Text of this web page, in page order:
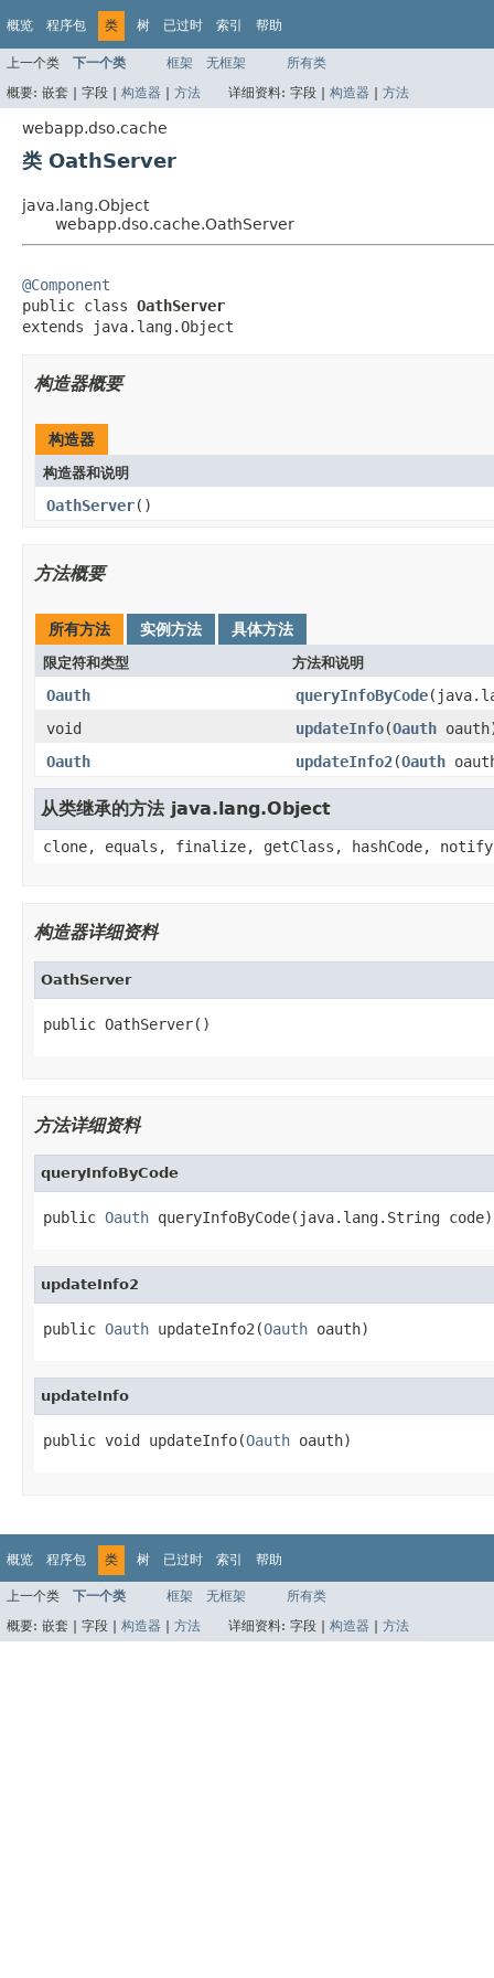
概览 程序包 类 树 已过时 索引 帮助
上一个类 下一个类 框架 无框架
所有类
概要: 嵌套 | 字段 | 构造器 | 方法 详细资料: 字段 | 构造器 | 方法
webapp.dso.cache
类 OathServer
java.lang.Object
webapp.dso.cache.OathServer
@Component
public class OathServer
extends java.lang.Object
构造器概要
构造器
构造器和说明
OathServer()
方法概要
所有方法 实例方法 具体方法
限定符和类型 方法和说明
Oauth queryInfoByCode
void
updateInfo(Oauth
Oauth
updateInfo2(Oauth
从类继承的方法 java.lang.Object
clone, equals, finalize, getClass, hashCode,
构造器详细资料
OathServer
public OathServer()
方法详细资料
queryInfoByCode
public Oauth queryInfoByCode(java.lang.String code)
updateInfo2
public Oauth updateInfo2(Oauth oauth)
updateInfo
public void updateInfo(Oauth oauth)
概览 程序包 类 树 已过时 索引 帮助
上一个类 下一个类 框架 无框架
所有类
概要: 嵌套 | 字段 | 构造器 方法 详细资料: 字段 | 构造器 方法